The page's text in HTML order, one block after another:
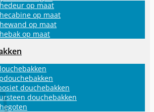
op maat
op maat
op maat
op maat
douchebakken
douchebakken